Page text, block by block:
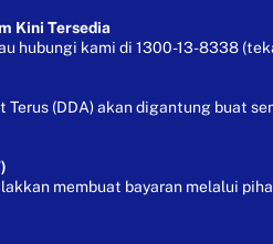
Kini Tersedia
hubungi kami di 1300-13-8338
Terus (DDA) akan digantung buat
membuat bayaran melalui